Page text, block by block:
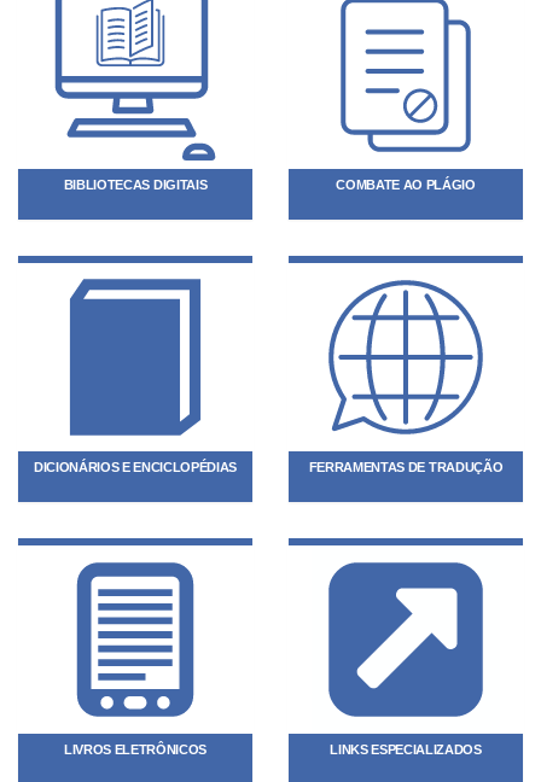
BIBLIOTECAS DIGITAIS COMBATE AO PLÁGIO
DICIONÁRIOS E ENCICLOPÉDIAS FERRAMENTAS DE TRADUÇÃO
LIVROS ELETRÔNICOS LINKS ESPECIALIZADOS